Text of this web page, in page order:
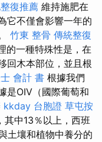
復推薦 維持施肥在
它不僅會影響一年的
竹東 整骨 傳統整復
的一種特殊性是，在
回木本部位，並且根
會計 書 根據我們
是OIV（國際葡萄和
kkday 台胞證 草屯按
中13％以上，西班
土壤和植物中養分的